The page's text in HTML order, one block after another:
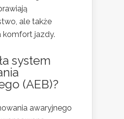
ale także
komfort jazdy.
system
(AEB)?
awaryjnego